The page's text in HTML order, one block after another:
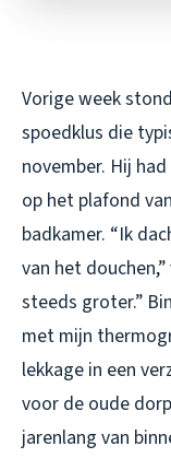
Vorige week
spoedklus die
november. Hij
op het plafond
badkamer. “Ik
van het
steeds groter.”
met mijn
lekkage in een
voor de oude
jarenlang van